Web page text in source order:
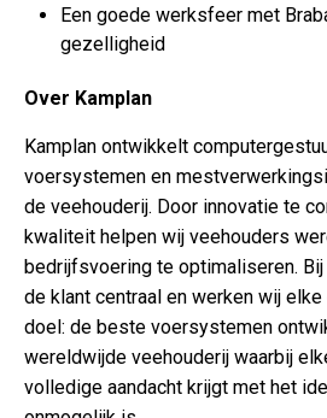
Een goede werksfeer met
gezelligheid
Over Kamplan
Kamplan ontwikkelt
voersystemen en
de veehouderij. Door innovatie te
kwaliteit helpen wij veehouders
bedrijfsvoering te optimaliseren. Bij
de klant centraal en werken wij elke
doel: de beste voersystemen
wereldwijde veehouderij waarbij
volledige aandacht krijgt met het